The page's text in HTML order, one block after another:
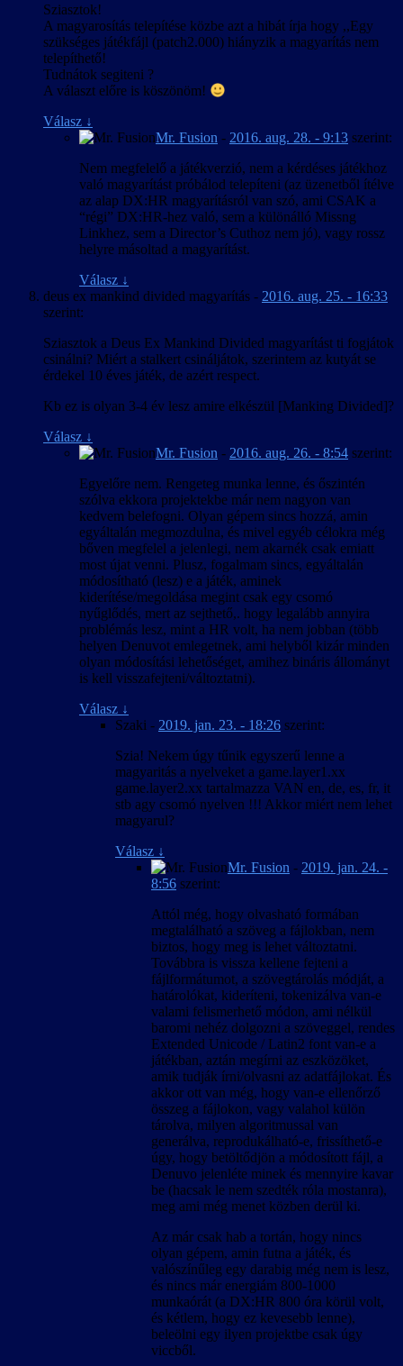
Sziasztok!
A magyarosítás telepítése közbe azt a hibát írja hogy ,,Egy
szükséges játékfájl (patch2.000) hiányzik a magyarítás nem
telepíthető!
Tudnátok segiteni ?
A választ előre is köszönöm!
Válasz ↓
Mr. Fusion - 2016. aug. 28. - 9:13 szerint:
Nem megfelelő a játékverzió, nem a kérdéses játékhoz
való magyarítást próbálod telepíteni (az üzenetből ítélve
az alap DX:HR magyarításról van szó, ami CSAK a
“régi” DX:HR-hez való, sem a különálló Missng
Linkhez, sem a Director’s Cuthoz nem jó), vagy rossz
helyre másoltad a magyarítást.
Válasz ↓
deus ex mankind divided magyarítás - 2016. aug. 25. - 16:33
szerint:
Sziasztok a Deus Ex Mankind Divided magyarítást ti fogjátok
csinálni? Miért a stalkert csináljátok, szerintem az kutyát se
érdekel 10 éves játék, de azért respect.
Kb ez is olyan 3-4 év lesz amire elkészül [Manking Divided]?
Válasz ↓
Mr. Fusion - 2016. aug. 26. - 8:54 szerint:
Egyelőre nem. Rengeteg munka lenne, és őszintén
szólva ekkora projektekbe már nem nagyon van
kedvem belefogni. Olyan gépem sincs hozzá, amin
egyáltalán megmozdulna, és mivel egyéb célokra még
bőven megfelel a jelenlegi, nem akarnék csak emiatt
most újat venni. Plusz, fogalmam sincs, egyáltalán
módosítható (lesz) e a játék, aminek
kiderítése/megoldása megint csak egy csomó
nyűglődés, mert az sejthető,. hogy legalább annyira
problémás lesz, mint a HR volt, ha nem jobban (több
helyen Denuvot emlegetnek, ami helyből kizár minden
olyan módosítási lehetőséget, amihez bináris állományt
is kell visszafejteni/változtatni).
Válasz ↓
Szaki - 2019. jan. 23. - 18:26 szerint:
Szia! Nekem úgy tűnik egyszerű lenne a
magyaritás a nyelveket a game.layer1.xx
game.layer2.xx tartalmazza VAN en, de, es, fr, it
stb agy csomó nyelven !!! Akkor miért nem lehet
magyarul?
Válasz ↓
Mr. Fusion - 2019. jan. 24. -
8:56 szerint:
Attól még, hogy olvasható formában
megtalálható a szöveg a fájlokban, nem
biztos, hogy meg is lehet változtatni.
Továbbra is vissza kellene fejteni a
fájlformátumot, a szövegtárolás módját, a
határolókat, kideríteni, tokenizálva van-e
valami felismerhető módon, ami nélkül
baromi nehéz dolgozni a szöveggel, rendes
Extended Unicode / Latin2 font van-e a
játékban, aztán megírni az eszközöket,
amik tudják írni/olvasni az adatfájlokat. És
akkor ott van még, hogy van-e ellenőrző
összeg a fájlokon, vagy valahol külön
tárolva, milyen algoritmussal van
generálva, reprodukálható-e, frissíthető-e
úgy, hogy betöltődjön a módosított fájl, a
Denuvo jelenléte minek és mennyire kavar
be (hacsak le nem szedték róla mostanra),
meg ami még menet közben derül ki.
Az már csak hab a tortán, hogy nincs
olyan gépem, amin futna a játék, és
valószínűleg egy darabig még nem is lesz,
és nincs már energiám 800-1000
munkaórát (a DX:HR 800 óra körül volt,
és kétlem, hogy ez kevesebb lenne),
beleölni egy ilyen projektbe csak úgy
viccből.